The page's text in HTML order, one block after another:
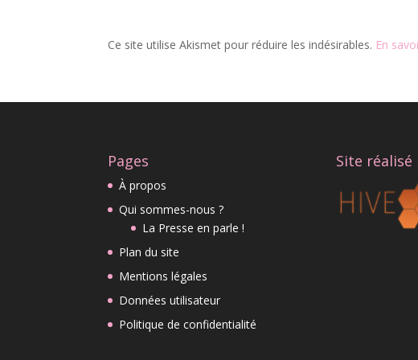
Ce site utilise Akismet pour réduire les indésirables. En
Pages
À propos
Qui sommes-nous ?
La Presse en parle !
Plan du site
Mentions légales
Données utilisateur
Politique de confidentialité
Site réalisé